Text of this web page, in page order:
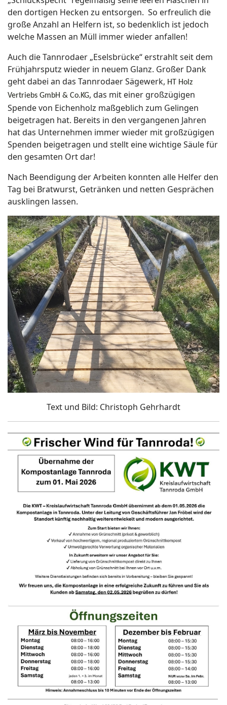
den dortigen Hecken zu entsorgen. So erfreulich die
große Anzahl an Helfern ist, so bedenklich ist jedoch
welche Massen an Müll immer wieder anfallen!
Auch die Tannrodaer „Eselsbrücke“ erstrahlt seit dem
Frühjahrsputz wieder in neuem Glanz. Großer Dank
geht dabei an das Tannrodaer Sägewerk, HT Holz
Vertriebs GmbH & Co.KG, das mit einer großzügigen
Spende von Eichenholz maßgeblich zum Gelingen
beigetragen hat. Bereits in den vergangenen Jahren
hat das Unternehmen immer wieder mit großzügigen
Spenden beigetragen und stellt eine wichtige Säule für
den gesamten Ort dar!
Nach Beendigung der Arbeiten konnten alle Helfer den
Tag bei Bratwurst, Getränken und netten Gesprächen
ausklingen lassen.
Text und Bild: Christoph Gehrhardt